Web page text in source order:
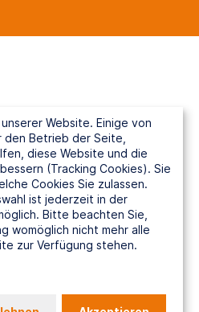
Website. Einige von
den Betrieb der Seite,
diese Website und die
(Tracking Cookies). Sie
Cookies Sie zulassen.
ist jederzeit in der
Bitte beachten Sie,
womöglich nicht mehr alle
zur Verfügung stehen.